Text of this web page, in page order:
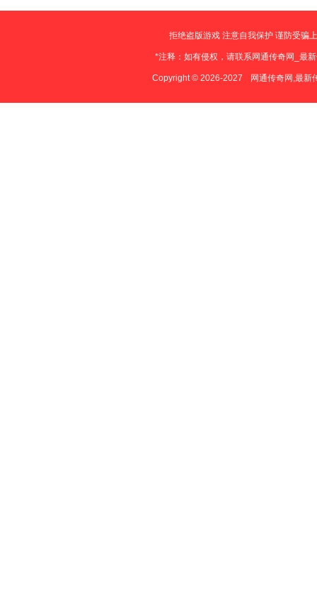
拒绝盗版游戏 注意自我保护 谨防受骗
*注释：如有侵权，请联系网通传奇网_最
Copyright © 2026-2027 网通传奇网,最新